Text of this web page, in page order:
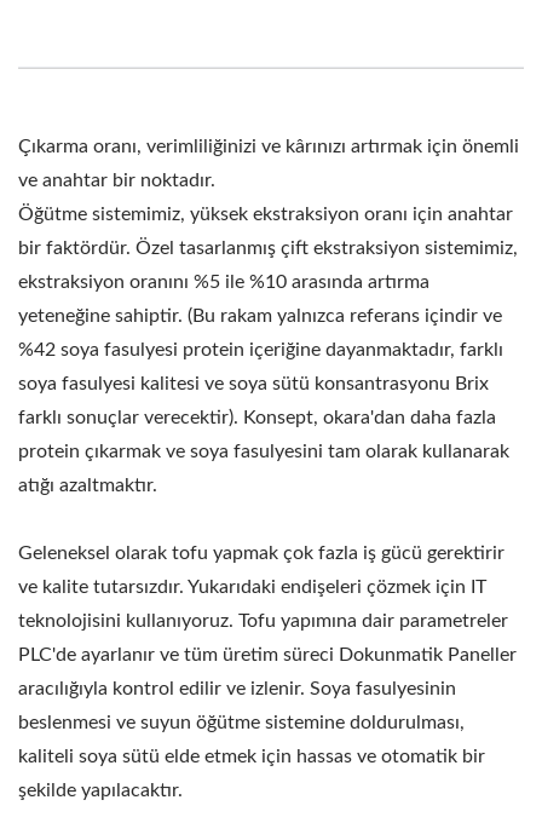
ÜRETIM TESISI, TOFU
TOFU ÜRETIM HATTI,
TOFU ÜRETIM HATTI
FIYATI, TOFUMAKER,
OTOMATIK TOFU
MAKINESI, VEGAN ET
MAKINESI, VEGAN ET
ÜRETIM HATTI, SEBZE
TOFU MAKINELERI VE
EKIPMANLARI, TICARI
TOFU MAKINESI, TOFU
NASIL YAPILIR, TOFU
ÜRETIMI, TOFU YAPIMI,
TOFU YAPIM SÜRECI,
TOFU ÜRETIMI, TOFU
Çıkarma oranı, verimliliğinizi ve kârınızı artırmak için önemli
ve anahtar bir noktadır.
Öğütme sistemimiz, yüksek ekstraksiyon oranı için anahtar
bir faktördür. Özel tasarlanmış çift ekstraksiyon sistemimiz,
ekstraksiyon oranını %5 ile %10 arasında artırma
yeteneğine sahiptir. (Bu rakam yalnızca referans içindir ve
%42 soya fasulyesi protein içeriğine dayanmaktadır, farklı
soya fasulyesi kalitesi ve soya sütü konsantrasyonu Brix
farklı sonuçlar verecektir). Konsept, okara'dan daha fazla
protein çıkarmak ve soya fasulyesini tam olarak kullanarak
atığı azaltmaktır.
Geleneksel olarak tofu yapmak çok fazla iş gücü gerektirir
ve kalite tutarsızdır. Yukarıdaki endişeleri çözmek için IT
teknolojisini kullanıyoruz. Tofu yapımına dair parametreler
PLC'de ayarlanır ve tüm üretim süreci Dokunmatik Paneller
aracılığıyla kontrol edilir ve izlenir. Soya fasulyesinin
beslenmesi ve suyun öğütme sistemine doldurulması,
kaliteli soya sütü elde etmek için hassas ve otomatik bir
şekilde yapılacaktır.